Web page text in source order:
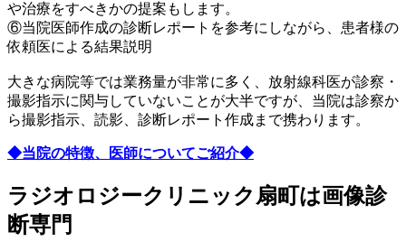
や治療をすべきかの提案もします。
⑥当院医師作成の診断レポートを参考にしながら、患者様の
依頼医による結果説明
大きな病院等では業務量が非常に多く、放射線科医が診察・
撮影指示に関与していないことが大半ですが、当院は診察か
ら撮影指示、読影、診断レポート作成まで携わります。
◆当院の特徴、医師についてご紹介◆
ラジオロジークリニック扇町は画像診
断専門